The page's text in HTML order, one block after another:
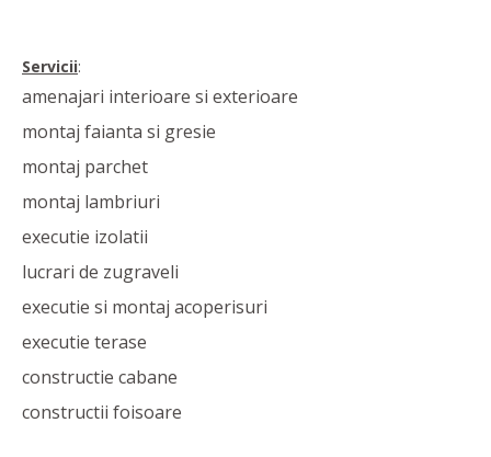
Servicii:
amenajari interioare si exterioare
montaj faianta si gresie
montaj parchet
montaj lambriuri
executie izolatii
lucrari de zugraveli
executie si montaj acoperisuri
executie terase
constructie cabane
constructii foisoare